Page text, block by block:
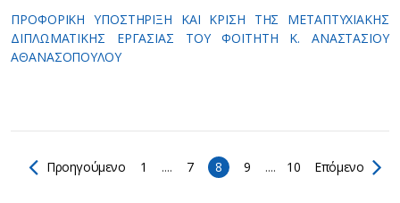
ΠΡΟΦΟΡΙΚΗ ΥΠΟΣΤΗΡΙΞΗ ΚΑΙ ΚΡΙΣΗ ΤΗΣ ΜΕΤΑΠΤΥΧΙΑΚΗΣ
ΔΙΠΛΩΜΑΤΙΚΗΣ ΕΡΓΑΣΙΑΣ ΤΟΥ ΦΟΙΤΗΤΗ Κ. ΑΝΑΣΤΑΣΙΟΥ
ΑΘΑΝΑΣΟΠΟΥΛΟΥ
Προηγούμενο 1 .... 7 8 9 .... 10 Επόμενο